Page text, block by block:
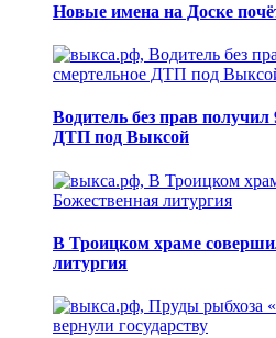
Новые имена на Доске
Водитель без прав получил
ДТП под Выксой
В Троицком храме
литургия